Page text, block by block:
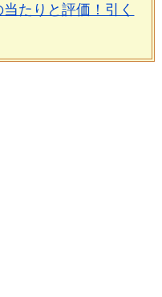
たりと評価！引く